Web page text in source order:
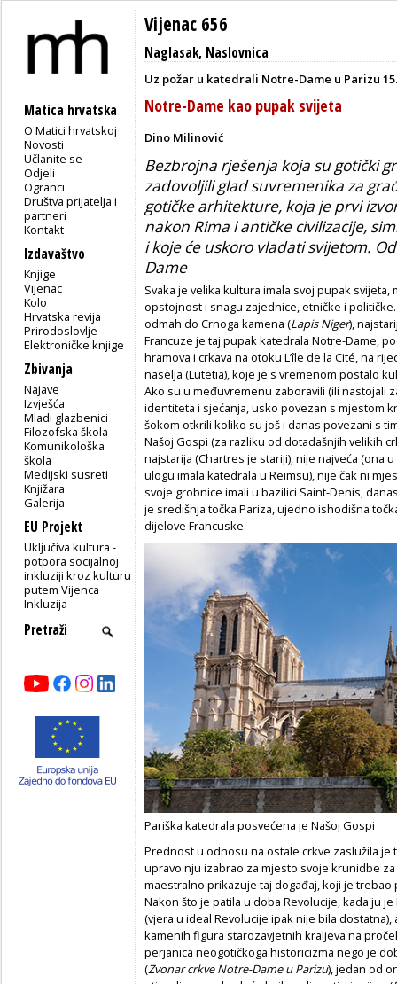
Matica hrvatska
O Matici hrvatskoj
Novosti
Učlanite se
Odjeli
Ogranci
Društva prijatelja i
partneri
Kontakt
Izdavaštvo
Knjige
Vijenac
Kolo
Hrvatska revija
Prirodoslovlje
Elektroničke knjige
Zbivanja
Najave
Izvješća
Mladi glazbenici
Filozofska škola
Komunikološka
škola
Medijski susreti
Knjižara
Galerija
EU Projekt
Uključiva kultura -
potpora socijalnoj
inkluziji kroz kulturu
putem Vijenca
Inkluzija
Vijenac 656
Naglasak, Naslovnica
Uz požar u katedrali Notre-Dame u Parizu
Notre-Dame kao pupak svijeta
Dino Milinović
Bezbrojna rješenja koja su gotički
zadovoljili glad suvremenika za
gotičke arhitekture, koja je prvi
nakon Rima i antičke civilizacije,
i koje će uskoro vladati svijetom.
Dame
Svaka je velika kultura imala svoj pupak
opstojnost i snagu zajednice, etničke i
odmah do Crnoga kamena (Lapis Niger),
Francuze je taj pupak katedrala Notre-Dame,
hramova i crkava na otoku L’île de la Cité, na
naselja (Lutetia), koje je s vremenom postalo
Ako su u međuvremenu zaboravili (ili nastojali
identiteta i sjećanja, usko povezan s mjestom
šokom otkrili koliko su još i danas povezani s
Našoj Gospi (za razliku od dotadašnjih velikih
najstarija (Chartres je stariji), nije najveća (ona
ulogu imala katedrala u Reimsu), nije čak ni
svoje grobnice imali u bazilici Saint-Denis,
je središnja točka Pariza, ujedno ishodišna
dijelove Francuske.
Pariška katedrala posvećena je Našoj Gospi
Prednost u odnosu na ostale crkve zaslužila
upravo nju izabrao za mjesto svoje krunidbe za
maestralno prikazuje taj događaj, koji je
Nakon što je patila u doba Revolucije, kada ju
(vjera u ideal Revolucije ipak nije bila
kamenih figura starozavjetnih kraljeva na
perjanica neogotičkoga historicizma nego je
(Zvonar crkve Notre-Dame u Parizu), jedan od